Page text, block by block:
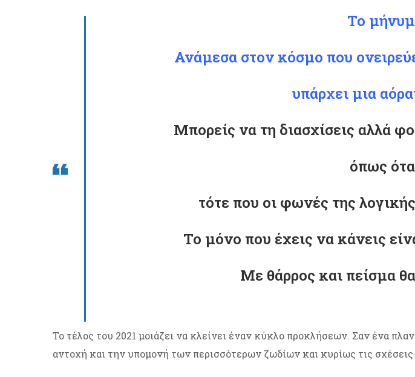
Το
Ανάμεσα στον κόσμο που
υπάρχει μια
Μπορείς να τη διασχίσεις αλλά
όπως
τότε που οι φωνές της
Το μόνο που έχεις να κάνεις
Με θάρρος και πείσμα
Το τέλος του 2021 μοιάζει να κλείνει έναν κύκλο προκλήσεων. Σαν ένα
αντοχή και την υπομονή των περισσότερων ζωδίων και κυρίως τις